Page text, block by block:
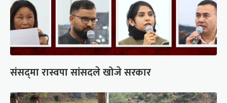
संसद्‍मा रास्वपा सांसदले खोजे सरकार